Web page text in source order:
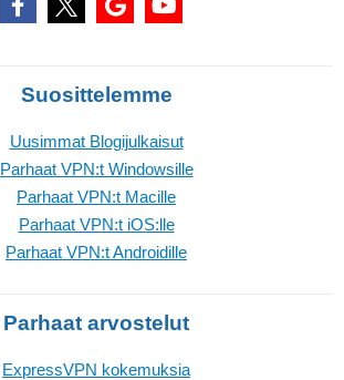
Suosittelemme
Uusimmat Blogijulkaisut
Parhaat VPN:t Windowsille
Parhaat VPN:t Macille
Parhaat VPN:t iOS:lle
Parhaat VPN:t Androidille
Parhaat arvostelut
ExpressVPN kokemuksia